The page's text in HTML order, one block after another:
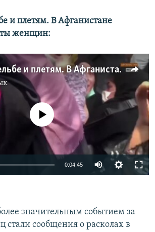
и плетям. В Афганистане
женщин:
Вопреки стрельбе и плетям. В Афганистане ширятся протесты женщин
source currently available
0:04:45
значительным событием за
стали сообщения о расколах в